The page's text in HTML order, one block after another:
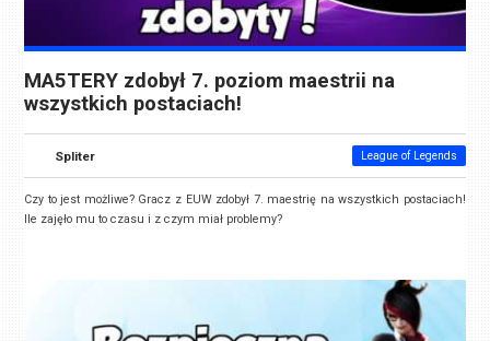
MA5TERY zdobył 7. poziom maestrii na
wszystkich postaciach!
Spliter League of Legends
Czy to jest możliwe? Gracz z EUW zdobył 7. maestrię na wszystkich postaciach!
Ile zajęło mu to czasu i z czym miał problemy?